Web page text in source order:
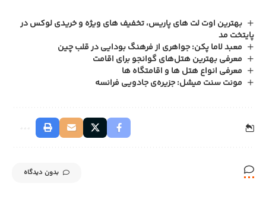
بهترین اوت لت‌ های پاریس، تخفیف‌ های ویژه و خریدی لوکس در
پایتخت مد
معبد لاما پکن: جواهری از فرهنگ بودایی در قلب چین
معرفی بهترین هتل‌های گوانجو برای اقامت
معرفی انواع هتل ها و اقامتگاه ها
مونت سنت میشل: جزیره‌‌ی جادویی فرانسه
بدون دیدگاه